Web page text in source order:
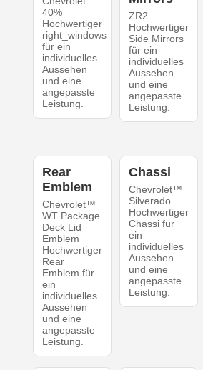
40%
Hochwertiger
right_windows
für ein
individuelles
Aussehen
und eine
angepasste
Leistung.
ZR2
Hochwertiger
Side Mirrors
für ein
individuelles
Aussehen
und eine
angepasste
Leistung.
Rear
Emblem
Chevrolet™
WT Package
Deck Lid
Emblem
Hochwertiger
Rear
Emblem für
ein
individuelles
Aussehen
und eine
angepasste
Leistung.
Chassi
Chevrolet™
Silverado
Hochwertiger
Chassi für
ein
individuelles
Aussehen
und eine
angepasste
Leistung.